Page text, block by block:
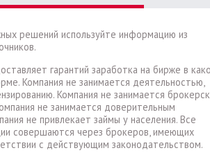
решений используйте информацию из
гарантий заработка на бирже в
Компания не занимается деятельностью,
Компания не занимается
не занимается доверительным
не привлекает займы у населения. Все
совершаются через брокеров, имеющих
с действующим законодательством.